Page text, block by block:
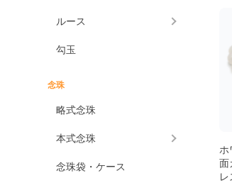
ルース
勾玉
念珠
略式念珠
本式念珠
念珠袋・ケース
ホ
面
レ